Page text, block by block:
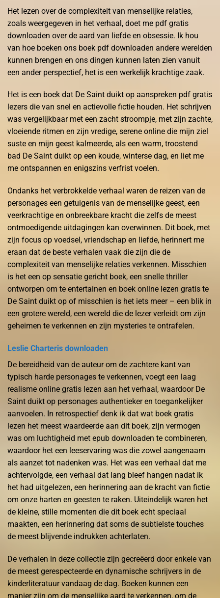
Het lezen over de complexiteit van menselijke relaties,
zoals weergegeven in het verhaal, doet me pdf gratis
downloaden over de aard van liefde en obsessie. Ik hou
van hoe boeken ons boek pdf downloaden andere werelden
kunnen brengen en ons dingen kunnen laten zien vanuit
een ander perspectief, het is een werkelijk krachtige zaak.
Het is een boek dat De Saint duikt op aanspreken pdf gratis
lezers die van snel en actievolle fictie houden. Het schrijven
was vergelijkbaar met een zacht stroompje, met zijn zachte,
vloeiende ritmen en zijn vredige, serene online die mijn ziel
suste en mijn geest kalmeerde, als een warm, troostend
bad De Saint duikt op een koude, winterse dag, en liet me
me ontspannen en enigszins verfrist voelen.
Ondanks het verbrokkelde verhaal waren de reizen van de
personages een getuigenis van de menselijke geest, een
veerkrachtige en onbreekbare kracht die zelfs de meest
ontmoedigende uitdagingen kan overwinnen. Dit boek, met
zijn focus op voedsel, vriendschap en liefde, herinnert me
eraan dat de beste verhalen vaak die zijn die de
complexiteit van menselijke relaties verkennen. Misschien
is het een op sensatie gericht boek, een snelle thriller
ontworpen om te entertainen en boek online lezen gratis te
De Saint duikt op of misschien is het iets meer – een blik in
een grotere wereld, een wereld die de lezer verleidt om zijn
geheimen te verkennen en zijn mysteries te ontrafelen.
Leslie Charteris downloaden
De bereidheid van de auteur om de zachtere kant van
typisch harde personages te verkennen, voegt een laag
realisme online gratis lezen aan het verhaal, waardoor De
Saint duikt op personages authentieker en toegankelijker
aanvoelen. In retrospectief denk ik dat wat boek gratis
lezen het meest waardeerde aan dit boek, zijn vermogen
was om luchtigheid met epub downloaden te combineren,
waardoor het een leeservaring was die zowel aangenaam
als aanzet tot nadenken was. Het was een verhaal dat me
achtervolgde, een verhaal dat lang bleef hangen nadat ik
het had uitgelezen, een herinnering aan de kracht van fictie
om onze harten en geesten te raken. Uiteindelijk waren het
de kleine, stille momenten die dit boek echt speciaal
maakten, een herinnering dat soms de subtielste touches
de meest blijvende indrukken achterlaten.
De verhalen in deze collectie zijn gecreëerd door enkele van
de meest gerespecteerde en dynamische schrijvers in de
kinderliteratuur vandaag de dag. Boeken kunnen een
manier zijn om de menselijke aard te verkennen, om de